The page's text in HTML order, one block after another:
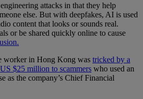
attacks in that they help
else. But with deepfakes, AI is used
content that looks or sounds real.
or be shared quickly online to cause
worker in Hong Kong was tricked by a
$25 million to scammers who used an
as the company’s Chief Financial